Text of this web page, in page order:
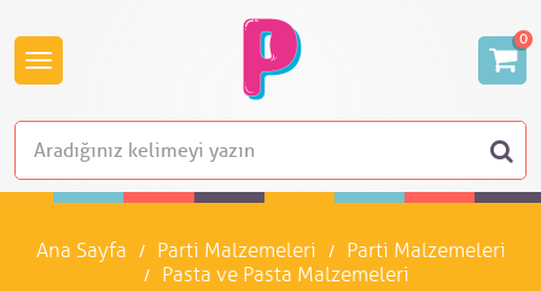
0
Ana Sayfa Parti Malzemeleri
Parti Malzemeleri
Pasta ve Pasta Malzemeleri